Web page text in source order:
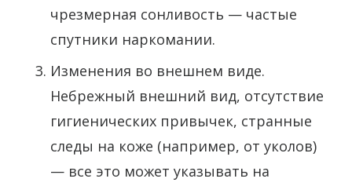
чрезмерная сонливость — частые
спутники наркомании.
Изменения во внешнем виде.
Небрежный внешний вид, отсутствие
гигиенических привычек, странные
следы на коже (например, от уколов)
— все это может указывать на